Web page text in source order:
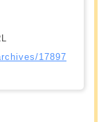
17897